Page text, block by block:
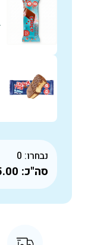
נבחרו: 0
סה"כ: